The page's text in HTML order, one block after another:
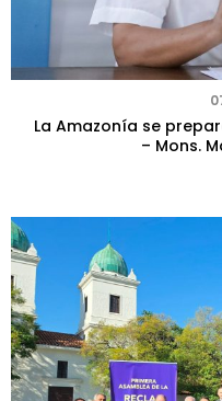
La Amazonía se
– Mons.